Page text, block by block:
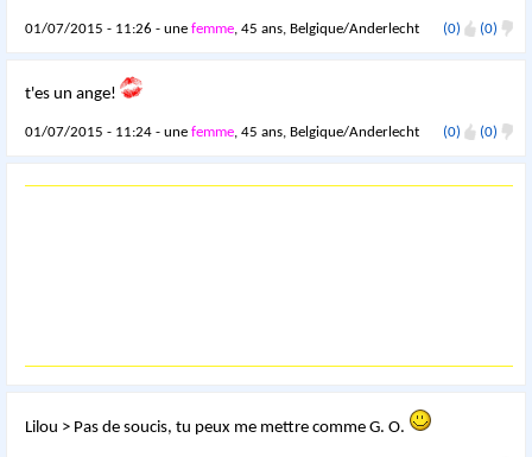
01/07/2015 - 11:26 - unefemme, 45 ans, Belgique/Anderlecht (0) (0)
t'es un ange!
01/07/2015 - 11:24 - unefemme, 45 ans, Belgique/Anderlecht (0) (0)
Lilou > Pas de soucis, tu peux me mettre comme G. O.